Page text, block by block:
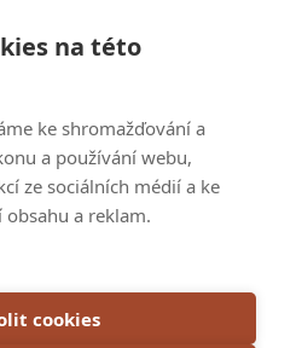
na této
ke shromažďování a
a používání webu,
ze sociálních médií a ke
a reklam.
cookies
dekorací